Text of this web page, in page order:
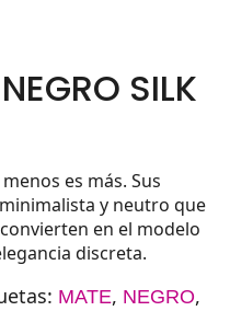
SILK
es más. Sus
y neutro que
en el modelo
discreta.
MATE, NEGRO,